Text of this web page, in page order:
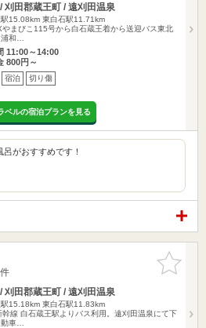
刈田郡蔵王町 / 遠刈田温泉
15.08km 東白石駅11.71km
やまびこ115号から白石蔵王着から送迎バス東北
和…
11:00～14:00
800円～
宿泊 切り傷
ベルの宿泊プランを見る
がおすすめです！
お気に入
りに追加
刈田郡蔵王町 / 遠刈田温泉
15.18km 東白石駅11.83km
幹線 白石蔵王駅よりバス利用。遠刈田温泉にて下
車…